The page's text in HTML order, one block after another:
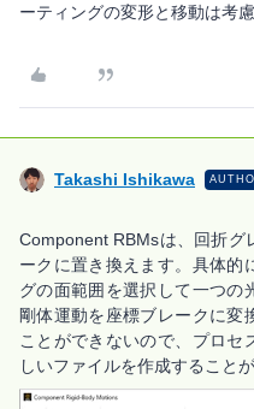
ーティングの変形と移動は考
Takashi Ishikawa
Component RBMsは、回折グ
ークに置き換えます。具体的
グの面範囲を選択して一つの
剛体運動を座標ブレークに変
ことができないので、プロセ
しいファイルを作成すること